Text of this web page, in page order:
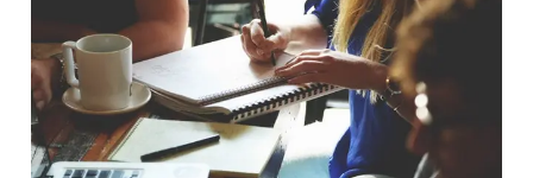
coaching
folyamatáról